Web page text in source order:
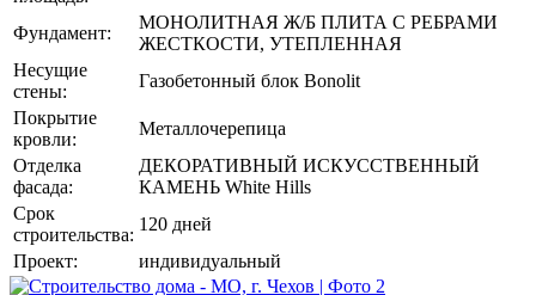
Фундамент:
МОНОЛИТНАЯ Ж/Б ПЛИТА С РЕБРАМИ
ЖЕСТКОСТИ, УТЕПЛЕННАЯ
Несущие
стены:
Газобетонный блок Bonolit
Покрытие
кровли:
Металлочерепица
Отделка
фасада:
ДЕКОРАТИВНЫЙ ИСКУССТВЕННЫЙ
КАМЕНЬ White Hills
Срок
строительства:
120 дней
Проект:
индивидуальный